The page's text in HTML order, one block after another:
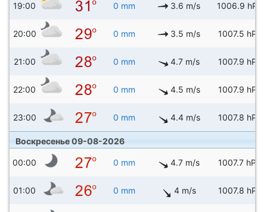
19:00 0 mm 3.6 m/s 1006.9 hPa
20:00 0 mm 3.5 m/s 1007.5 hPa
21:00 0 mm 4.7 m/s 1007.9 hPa
22:00 0 mm 4.5 m/s 1007.9 hPa
23:00 0 mm 4.4 m/s 1007.8 hPa
Воскресенье 09-08-2026
00:00 0 mm 4.7 m/s 1007.7 hPa
01:00 0 mm 4 m/s 1007.8 hPa